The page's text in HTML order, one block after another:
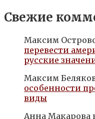
Свежие
Максим
перевести
русские
Максим
особенности
виды
Анна Макарова